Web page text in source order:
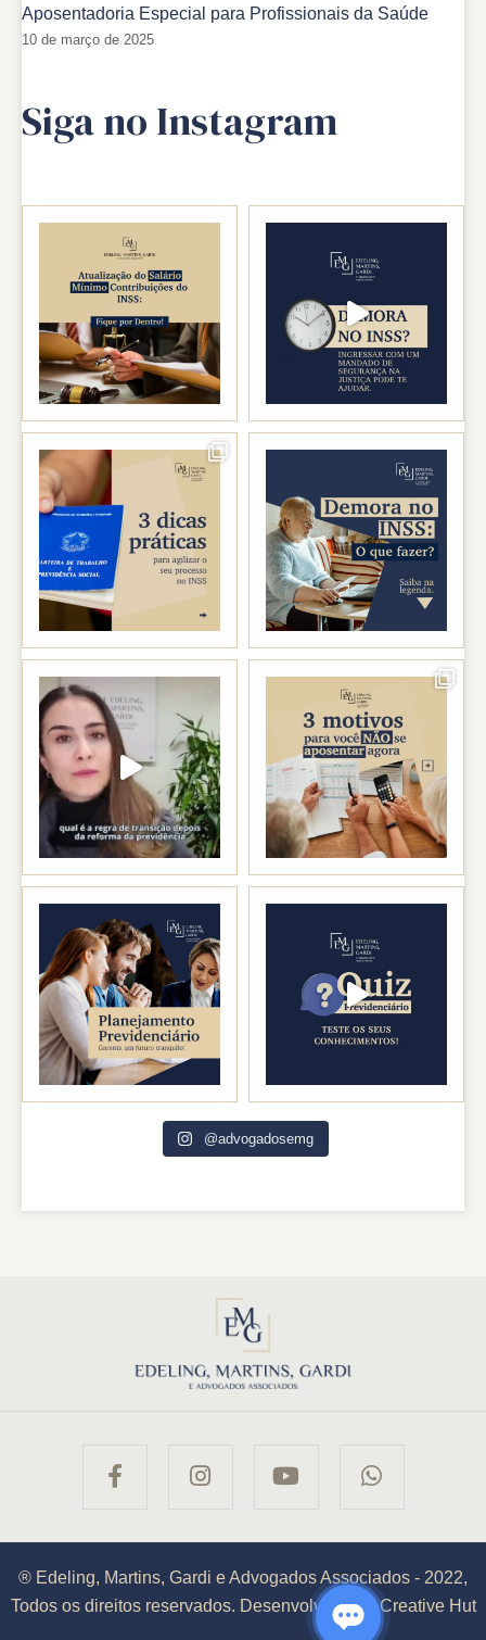
Aposentadoria Especial para Profissionais da Saúde
10 de março de 2025
Siga no Instagram
@advogadosemg
® Edeling, Martins, Gardi e Advogados Associados - 2022,
Todos os direitos reservados. Desenvolvido por Creative Hut